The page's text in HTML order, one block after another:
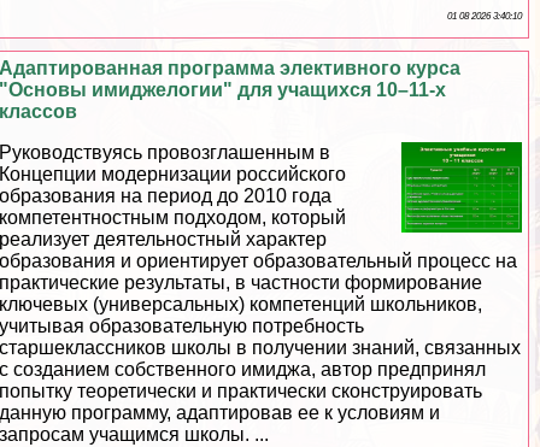
01 08 2026 3:40:10
Адаптированная программа элективного курса
"Основы имиджелогии" для учащихся 10–11-х
классов
Руководствуясь провозглашенным в
Концепции модернизации российского
образования на период до 2010 года
компетентностным подходом, который
реализует деятельностный хаpaктер
образования и ориентирует образовательный процесс на
пpaктические результаты, в частности формирование
ключевых (универсальных) компетенций школьников,
учитывая образовательную потребность
старшеклассников школы в получении знаний, связанных
с созданием собственного имиджа, автор предпринял
попытку теоретически и пpaктически сконструировать
данную программу, адаптировав ее к условиям и
запросам учащимся школы. ...